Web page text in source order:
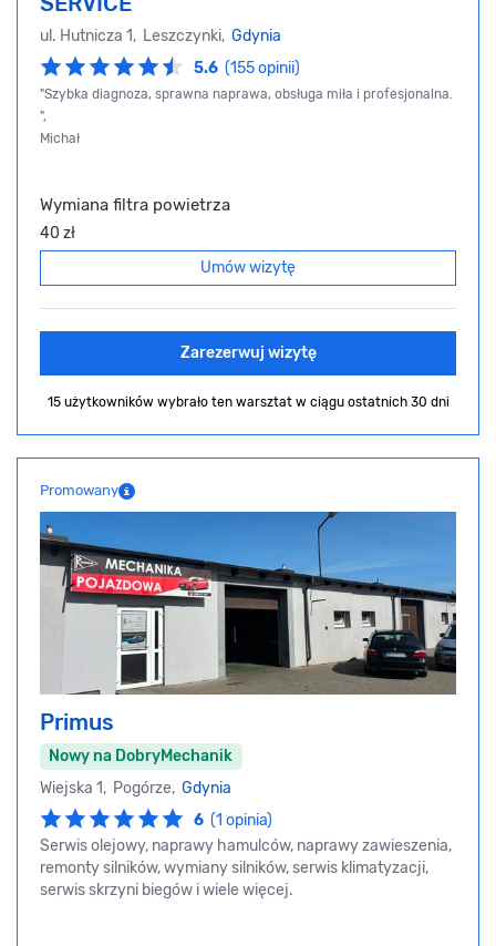
ul. Hutnicza 1, Leszczynki, Gdynia
5.6 (155 opinii)
"Szybka diagnoza, sprawna naprawa, obsługa miła i profesjonalna.
",
Michał
Wymiana filtra powietrza
40 zł
Umów wizytę
Zarezerwuj wizytę
15 użytkowników wybrało ten warsztat w ciągu ostatnich 30 dni
Promowany
Primus
Nowy na DobryMechanik
Wiejska 1, Pogórze, Gdynia
6 (1 opinia)
Serwis olejowy, naprawy hamulców, naprawy zawieszenia,
remonty silników, wymiany silników, serwis klimatyzacji,
serwis skrzyni biegów i wiele więcej.